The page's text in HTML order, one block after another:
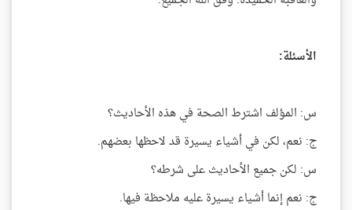
الأسئلة:
س: المؤلف اشترط الصحة في هذه الأحاديث؟
ج: نعم، لكن في أشياء يسيرة قد لاحظها بعضهم.
س: لكن جميع الأحاديث على شرطه؟
ج: نعم إنما أشياء يسيرة عليه ملاحظة فيها.